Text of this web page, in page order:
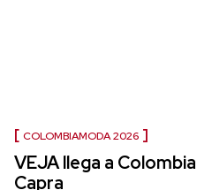
COLOMBIAMODA 2026
VEJA llega a
Capra